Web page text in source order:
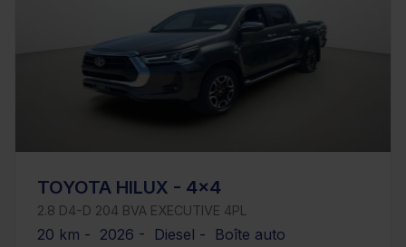
TOYOTA HILUX - 4x4
2.8 D4-D 204 BVA EXECUTIVE 4PL
20 km - 2026 - Diesel - Boîte auto